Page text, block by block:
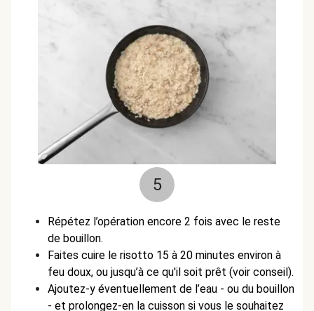
5
Répétez l’opération encore 2 fois avec le reste
de bouillon.
Faites cuire le risotto 15 à 20 minutes environ à
feu doux, ou jusqu’à ce qu'il soit prêt (voir conseil).
Ajoutez-y éventuellement de l’eau - ou du bouillon
- et prolongez-en la cuisson si vous le souhaitez